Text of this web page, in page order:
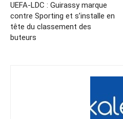
UEFA-LDC : Guirassy marque
contre Sporting et s’installe en
tête du classement des
buteurs